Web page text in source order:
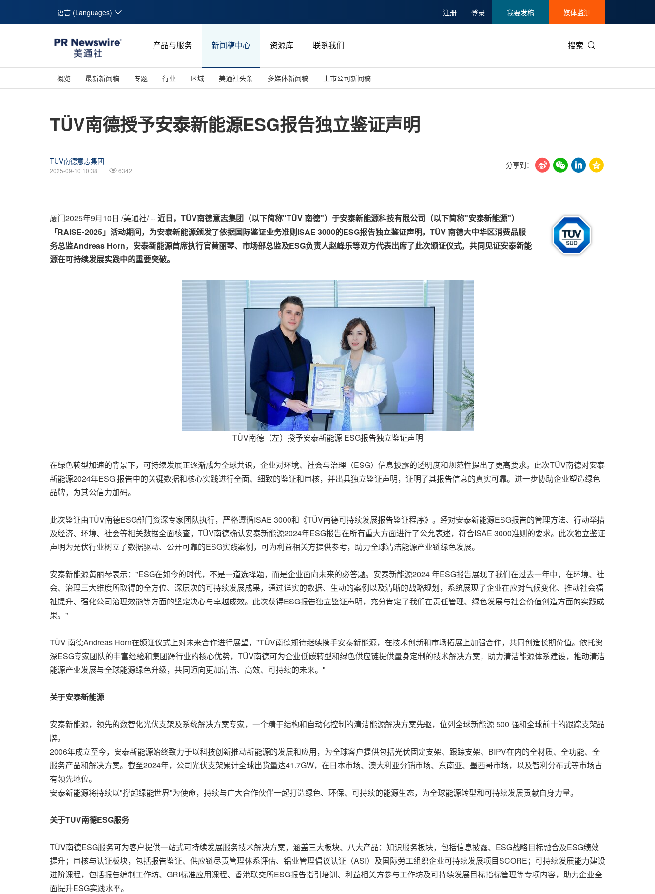
语言 (Languages) 注册 登录 我要发稿 媒体监测
产品与服务 新闻稿中心 资源库 联系我们 搜索
概览 最新新闻稿 专题
投资并购
美国临床肿瘤学会(ASCO)
行业
能源化工与环保
区域
马来西亚
美通社头条 多媒体新闻稿 上市公司新闻稿
TÜV南德授予安泰新能源ESG报告独立鉴证声明
TUV南德意志集团
2025-09-10 10:38 6342
分享到：
厦门2025年9月10日 /美通社/ --近日， TÜV南德意志集团（以下简称"TÜV 南德"）于安泰新能源科技有限公司（以下简称"安泰新能源"）
「RAISE•2025」活动期间，为安泰新能源颁发了依据国际鉴证业务准则ISAE 3000的ESG报告独立鉴证声明。 TÜV 南德大中华区消费品服
务总监Andreas Horn，安泰新能源首席执行官黄丽琴、市场部总监及ESG负责人赵峰乐等双方代表出席了此次颁证仪式，共同见证安泰新能
源在可持续发展实践中的重要突破。
TÜV南德（左）授予安泰新能源 ESG报告独立鉴证声明
在绿色转型加速的背景下，可持续发展正逐渐成为全球共识，企业对环境、社会与治理（ESG）信息披露的透明度和规范性提出了更高要求。此次TÜV南德对安泰
新能源2024年ESG 报告中的关键数据和核心实践进行全面、细致的鉴证和审核，并出具独立鉴证声明，证明了其报告信息的真实可靠。进一步协助企业塑造绿色
品牌，为其公信力加码。
此次鉴证由TÜV南德ESG部门资深专家团队执行，严格遵循ISAE 3000和《TÜV南德可持续发展报告鉴证程序》。经对安泰新能源ESG报告的管理方法、行动举措
及经济、环境、社会等相关数据全面核查，TÜV南德确认安泰新能源2024年ESG报告在所有重大方面进行了公允表述，符合ISAE 3000准则的要求。此次独立鉴证
声明为光伏行业树立了数据驱动、公开可靠的ESG实践案例，可为利益相关方提供参考，助力全球清洁能源产业链绿色发展。
安泰新能源黄丽琴表示："ESG在如今的时代，不是一道选择题，而是企业面向未来的必答题。安泰新能源2024 年ESG报告展现了我们在过去一年中，在环境、社
会、治理三大维度所取得的全方位、深层次的可持续发展成果，通过详实的数据、生动的案例以及清晰的战略规划，系统展现了企业在应对气候变化、推动社会福
祉提升、强化公司治理效能等方面的坚定决心与卓越成效。此次获得ESG报告独立鉴证声明，充分肯定了我们在责任管理、绿色发展与社会价值创造方面的实践成
果。"
TÜV 南德Andreas Horn在颁证仪式上对未来合作进行展望，"TÜV南德期待继续携手安泰新能源，在技术创新和市场拓展上加强合作，共同创造长期价值。依托资
深ESG专家团队的丰富经验和集团跨行业的核心优势，TÜV南德可为企业低碳转型和绿色供应链提供量身定制的技术解决方案，助力清洁能源体系建设，推动清洁
能源产业发展与全球能源绿色升级，共同迈向更加清洁、高效、可持续的未来。"
关于安泰新能源
安泰新能源，领先的数智化光伏支架及系统解决方案专家，一个精于结构和自动化控制的清洁能源解决方案先驱，位列全球新能源 500 强和全球前十的跟踪支架品
牌。
2006年成立至今，安泰新能源始终致力于以科技创新推动新能源的发展和应用，为全球客户提供包括光伏固定支架、跟踪支架、BIPV在内的全材质、全功能、全
服务产品和解决方案。截至2024年，公司光伏支架累计全球出货量达41.7GW，在日本市场、澳大利亚分销市场、东南亚、墨西哥市场，以及智利分布式等市场占
有领先地位。
安泰新能源将持续以"撑起绿能世界"为使命，持续与广大合作伙伴一起打造绿色、环保、可持续的能源生态，为全球能源转型和可持续发展贡献自身力量。
关于TÜV南德ESG服务
TÜV南德ESG服务可为客户提供一站式可持续发展服务技术解决方案，涵盖三大板块、八大产品：知识服务板块，包括信息披露、ESG战略目标融合及ESG绩效
提升；审核与认证板块，包括报告鉴证、供应链尽责管理体系评估、铝业管理倡议认证（ASI）及国际劳工组织企业可持续发展项目SCORE；可持续发展能力建设
进阶课程，包括报告编制工作坊、GRI标准应用课程、香港联交所ESG报告指引培训、利益相关方参与工作坊及可持续发展目标指标管理等专项内容，助力企业全
面提升ESG实践水平。